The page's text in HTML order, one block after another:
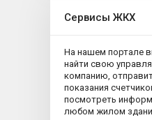
Сервисы ЖКХ
На нашем портале
найти свою
компанию,
показания
посмотреть
любом жилом